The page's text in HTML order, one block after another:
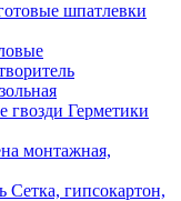
шпатлевки
Герметики
монтажная,
Сетка, гипсокартон,